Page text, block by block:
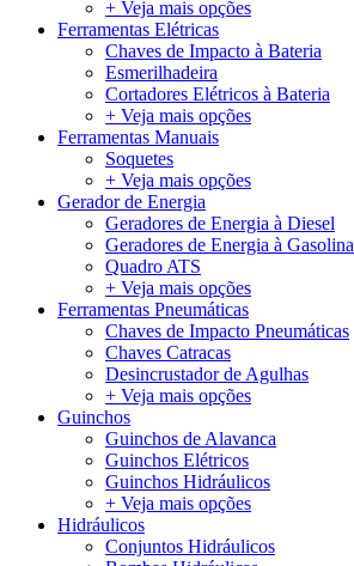
+ Veja mais opções
Ferramentas Elétricas
Chaves de Impacto à Bateria
Esmerilhadeira
Cortadores Elétricos à Bateria
+ Veja mais opções
Ferramentas Manuais
Soquetes
+ Veja mais opções
Gerador de Energia
Geradores de Energia à Diesel
Geradores de Energia à Gasolina
Quadro ATS
+ Veja mais opções
Ferramentas Pneumáticas
Chaves de Impacto Pneumáticas
Chaves Catracas
Desincrustador de Agulhas
+ Veja mais opções
Guinchos
Guinchos de Alavanca
Guinchos Elétricos
Guinchos Hidráulicos
+ Veja mais opções
Hidráulicos
Conjuntos Hidráulicos